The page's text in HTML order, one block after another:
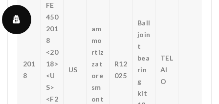
201
8
FE
450
201
8
<20
18>
<U
S>
<F2
US
am
mo
rtiz
zat
ore
sm
ont
R12
025
Ball
join
t
bea
rin
g
kit
TEL
AI
O